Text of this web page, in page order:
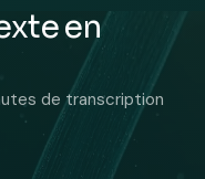
en
de transcription